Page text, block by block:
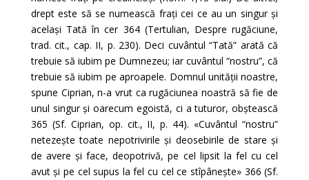
drept este să se numească frați cei ce au un singur și
același Tată în cer 364 (Tertulian, Despre rugăciune,
trad. cit., cap. II, p. 230). Deci cuvântul “Tată” arată că
trebuie să iubim pe Dumnezeu; iar cuvântul “nostru”, că
trebuie să iubim pe aproapele. Domnul unității noastre,
spune Ciprian, n-a vrut ca rugăciunea noastră să fie de
unul singur și oarecum egoistă, ci a tuturor, obștească
365 (Sf. Ciprian, op. cit., II, p. 44). «Cuvântul “nostru”
netezește toate nepotrivirile și deosebirile de stare și
de avere și face, deopotrivă, pe cel lipsit la fel cu cel
avut și pe cel supus la fel cu cel ce stîpânește» 366 (Sf.